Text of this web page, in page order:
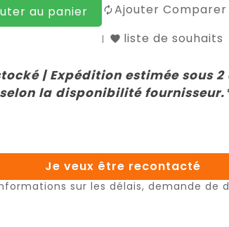
au panier
Ajouter Comparer
liste de souhaits
| Expédition estimée sous
la disponibilité
Je veux être recontacté
sur les délais, demande de